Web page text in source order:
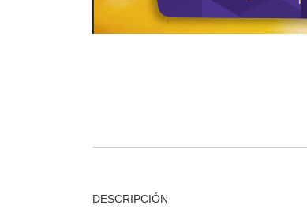
DESCRIPCIÓN